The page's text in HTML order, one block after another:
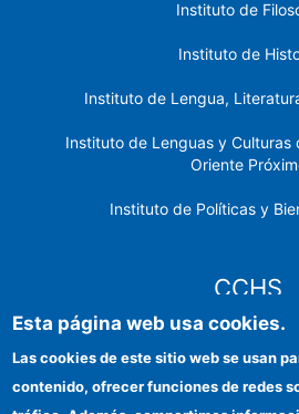
Instituto de
Instituto de
Instituto de Lengua,
Instituto de Lenguas y Culturas
Oriente
Instituto de Políticas y
CCHS
Identidad
Esta página web usa cookies.
Las cookies de este sitio web se usan
contenido, ofrecer funciones de redes